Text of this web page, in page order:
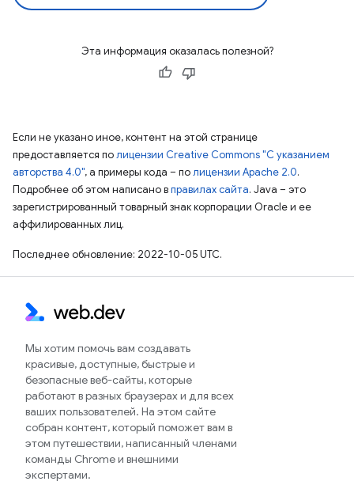
Эта информация оказалась полезной?
Если не указано иное, контент на этой странице
предоставляется полицензии Creative Commons "С указанием
авторства 4.0", а примеры кода – полицензии Apache 2.0.
Подробнее об этом написано вправилах сайта. Java – это
зарегистрированный товарный знак корпорации Oracle и ее
аффилированных лиц.
Последнее обновление: 2022-10-05 UTC.
Мы хотим помочь вам создавать
красивые, доступные, быстрые и
безопасные веб-сайты, которые
работают в разных браузерах и для всех
ваших пользователей. На этом сайте
собран контент, который поможет вам в
этом путешествии, написанный членами
команды Chrome и внешними
экспертами.